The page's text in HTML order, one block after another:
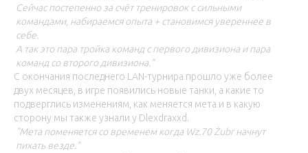
Сейчас постепенно за счёт тренировок с сильными
командами, набираемся опыта + становимся увереннее в
себе.
А так это пара тройка команд с первого дивизиона и пара
команд со второго дивизиона."
С окончания последнего LAN-турнира прошло уже более
двух месяцев, в игре появились новые танки, а какие то
подверглись изменениям, как меняется мета и в какую
сторону мы также узнали у Dlexdraxxd.
"Мета поменяется со временем когда Wz.70 Żubr начнут
пихать везде."